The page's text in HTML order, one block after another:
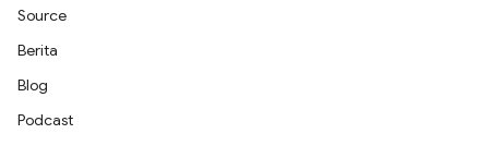
Source
Berita
Blog
Podcast